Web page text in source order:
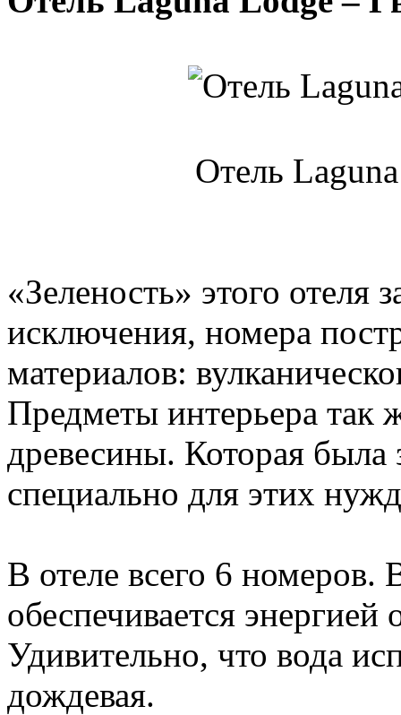
Отель
«Зеленость» этого отеля
исключения, номера
материалов:
Предметы интерьера так
древесины. Которая была
специально для этих
В отеле всего 6 номеров.
обеспечивается энергией
Удивительно, что вода
дождевая.